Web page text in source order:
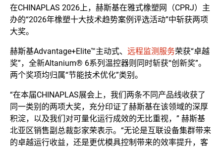
在CHINAPLAS 2026上，赫斯基在雅式橡塑网（CPRJ）主
办的“2026年橡塑十大技术趋势案例评选活动”中斩获两项
大奖。
赫斯基Advantage+Elite™主动式、 远程监测服务荣获“卓越
奖”，全新Altanium® 6系列温控器则同时斩获“创新奖”。
两个奖项均归属“节能技术优化”类别。
“在本届CHINAPLAS展会上，我们两条不同产品线收获了
同一类别的两项大奖，充分印证了赫斯基在该领域的深厚
积淀，以及我们对可量化运行成效的无比重视，” 赫斯基
北亚区销售副总裁彭家荣表示。“无论是互联设备集群带来
的卓越运行收益，还是更优模具控制带来的效率提升，客